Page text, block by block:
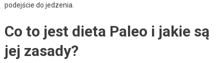
podejście do jedzenia.
Co to jest dieta Paleo i jakie są
jej zasady?